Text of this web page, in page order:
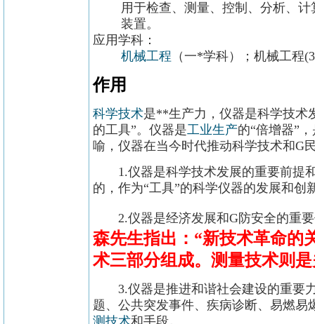
用于检查、测量、控制、分析、
装置。
应用学科：
机械工程 （一*学科）；机械工程
作用
科学技术是**生产力，仪器是科学技术
的工具”。仪器是工业生产的“倍增器”
喻，仪器在当今时代推动科学技术和G
1.仪器是科学技术发展的重要前提和
的，作为“工具”的科学仪器的发展和
2.仪器是经济发展和G防安全的重要
森先生指出：“新技术革命的
术三部分组成。测量技术则
3.仪器是推进和谐社会建设的重要力
题、公共突发事件、疾病诊断、易燃
测技术和手段。